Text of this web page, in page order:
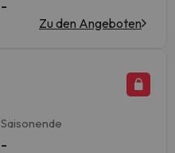
-
Zu den Angeboten
Saisonende
-